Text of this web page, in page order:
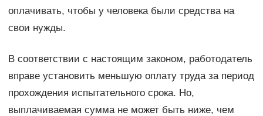
оплачивать, чтобы у человека были средства на
свои нужды.
В соответствии с настоящим законом, работодатель
вправе установить меньшую оплату труда за период
прохождения испытательного срока. Но,
выплачиваемая сумма не может быть ниже, чем